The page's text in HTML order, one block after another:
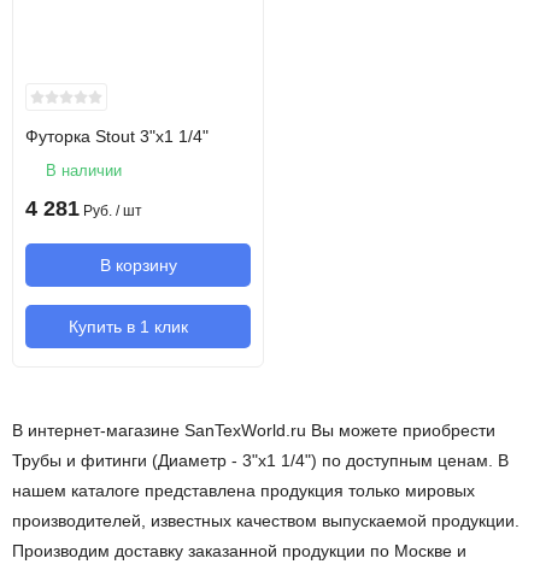
Футорка Stout 3"х1 1/4"
В наличии
4 281 Руб. / шт
В корзину
Купить в 1 клик
В интернет-магазине SanTexWorld.ru Вы можете приобрести
Трубы и фитинги (Диаметр - 3"х1 1/4") по доступным ценам. В
нашем каталоге представлена продукция только мировых
производителей, известных качеством выпускаемой продукции.
Производим доставку заказанной продукции по Москве и